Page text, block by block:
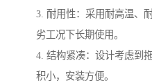
3. 耐用性：采用耐高温、
劣工况下长期使用。
4. 结构紧凑：设计考虑到
积小，安装方便。